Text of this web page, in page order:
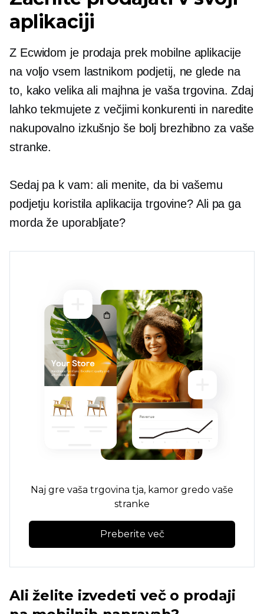
aplikaciji
Z Ecwidom je prodaja prek mobilne aplikacije
na voljo vsem lastnikom podjetij, ne glede na
to, kako velika ali majhna je vaša trgovina. Zdaj
lahko tekmujete z večjimi konkurenti in naredite
nakupovalno izkušnjo še bolj brezhibno za vaše
stranke.
Sedaj pa k vam: ali menite, da bi vašemu
podjetju koristila aplikacija trgovine? Ali pa ga
morda že uporabljate?
Naj gre vaša trgovina tja, kamor gredo vaše
stranke
Preberite več
Ali želite izvedeti več o prodaji